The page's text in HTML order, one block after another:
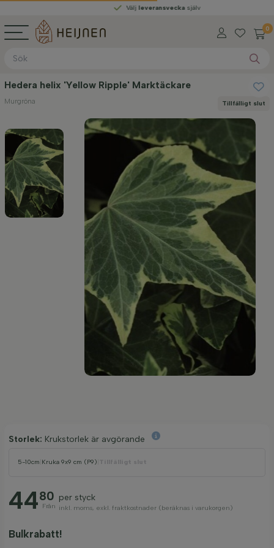
Väljleveransveckasjälv
0
Hedera helix 'Yellow Ripple' Marktäckare
Murgröna Tillfälligt slut
Storlek: Krukstorlek är avgörande
5-10cm Kruka 9x9 cm (P9)
4480
Från
per styck
inkl. moms, exkl. fraktkostnader (beräknas i varukorgen)
Bulkrabatt!